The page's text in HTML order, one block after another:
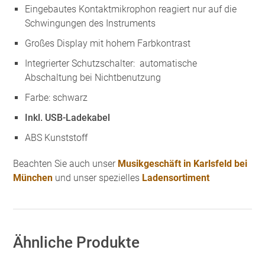
Eingebautes Kontaktmikrophon reagiert nur auf die
Schwingungen des Instruments
Großes Display mit hohem Farbkontrast
Integrierter Schutzschalter: automatische
Abschaltung bei Nichtbenutzung
Farbe: schwarz
Inkl. USB-Ladekabel
ABS Kunststoff
Beachten Sie auch unser Musikgeschäft in Karlsfeld bei
München und unser spezielles Ladensortiment
Ähnliche Produkte